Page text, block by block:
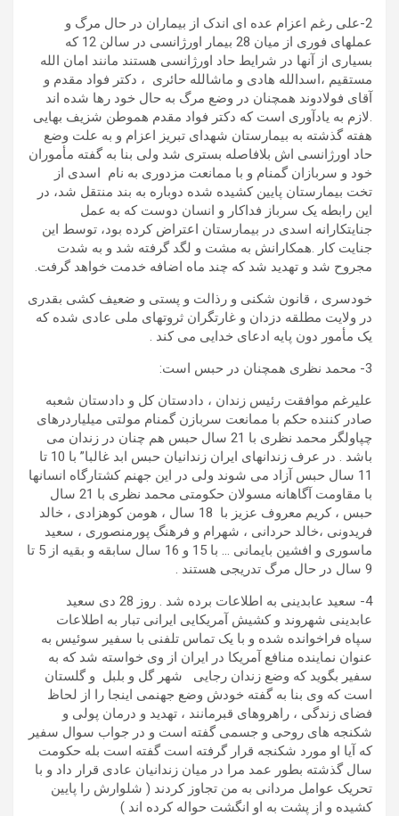
2-علی رغم اعزام عده ای اندک از بیماران در حال مرگ و
عملهای فوری از میان 28 بیمار اورژانسی در سالن 12 که
بسیاری از آنها در شرایط حاد اورژانسی هستند مانند امان الله
مستقیم ،اسدالله هادی و ماشالله حائری ، دکتر فواد مقدم و
آقای فولادوند همچنان در وضع مرگ به حال خود رها شده اند
.لازم به یادآوری است که دکتر فواد مقدم هموطن شزیف بهایی
هفته گذشته به بیمارستان شهدای تبریز اعزام و به علت وضع
حاد اورژانسی اش بلافاصله بستری شد ولی بنا به گفته مأموران
خود و سربازان گمنام و با ممانعت مزدوری به نام اسدی از
تخت بیمارستان پایین کشیده شده دوباره به بند منتقل شد، در
این رابطه یک سرباز فداکار و انسان دوست که به عمل
جنایتکارانه اسدی در بیمارستان اعتراض کرده بود، توسط این
جنایت کار .همکارانش به مشت و لگد گرفته شد و به شدت
مجروح شد و تهدید شد که چند ماه اضافه خدمت خواهد گرفت.
خودسری ، قانون شکنی و رذالت و پستی و ضعیف کشی بقدری
در ولایت مطلقه دزدان و غارتگران ثروتهای ملی عادی شده که
یک مأمور دون پایه ادعای خدایی می کند .
3- محمد نظری همچنان در حبس است:
علیرغم موافقت رئیس زندان ، دادستان کل و دادستان شعبه
صادر کننده حکم با ممانعت سربازن گمنام مولتی میلیاردرهای
چپاولگر محمد نظری با 21 سال حبس هم چنان در زندان می
باشد . در عرف زندانهای ایران زندانیان حبس ابد غالبا” با 10 تا
11 سال حبس آزاد می شوند ولی در این جهنم کشتارگاه انسانها
با مقاومت آگاهانه مسولان حکومتی محمد نظری با 21 سال
حبس ، کریم معروف عزیز با 18 سال ، هومن کوهزادی ، خالد
فریدونی ،خالد حردانی ، شهرام و فرهنگ پورمنصوری ، سعید
ماسوری و افشین بایمانی … با 15 و 16 سال سابقه و بقیه از 5 تا
9 سال در حال مرگ تدریجی هستند .
4- سعید عابدینی به اطلاعات برده شد . روز 28 دی سعید
عابدینی شهروند و کشیش آمریکایی ایرانی تبار به اطلاعات
سپاه فراخوانده شده و با یک تماس تلفنی با سفیر سوئیس به
عنوان نماینده منافع آمریکا در ایران از وی خواسته شد که به
سفیر بگوید که وضع زندان رجایی شهر گل و بلبل و گلستان
است که وی بنا به گفته خودش وضع جهنمی اینجا را از لحاظ
فضای زندگی ، راهروهای قبرمانند ، تهدید و درمان پولی و
شکنجه های روحی و جسمی گفته است و در جواب سوال سفیر
که آیا او مورد شکنجه قرار گرفته است گفته است بله حکومت
سال گذشته بطور عمد مرا در میان زندانیان عادی قرار داد و با
تحریک عوامل مردانی به من تجاوز کردند ( شلوارش را پایین
کشیده و از پشت به او انگشت حواله کرده اند )